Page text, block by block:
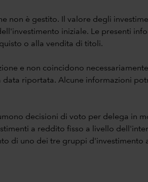
non è gestito. Il valore degli
iniziale. Le presenti
o alla vendita di titoli.
e non coincidono
riportata. Alcune informazioni
decisioni di voto per delega in
a reddito fisso a livello
di uno dei tre gruppi d'investimento